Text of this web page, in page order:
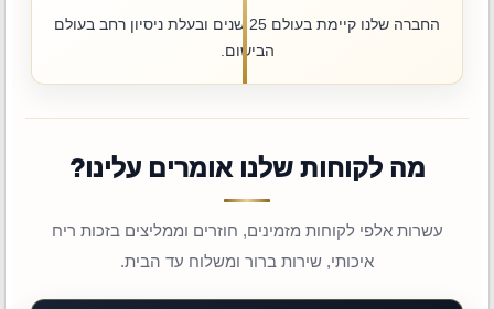
החברה שלנו קיימת בעולם 25 שנים ובעלת ניסיון רחב בעולם
הבישום.
מה לקוחות שלנו אומרים עלינו?
עשרות אלפי לקוחות מזמינים, חוזרים וממליצים בזכות ריח
איכותי, שירות ברור ומשלוח עד הבית.